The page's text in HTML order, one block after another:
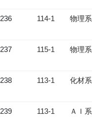
236 114-1 物理系
237 115-1 物理系
238 113-1 化材系
239 113-1 ＡＩ系